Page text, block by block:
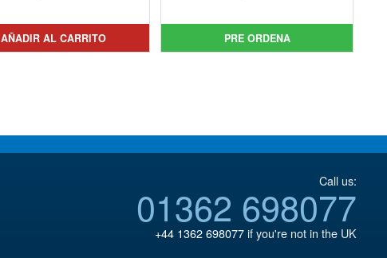
original
era:
precio
actual
AÑADIR AL CARRITO
original
era:
precio
actual
PRE ORDENA
Call us:
01362 698077
+44 1362 698077if you're not in the UK